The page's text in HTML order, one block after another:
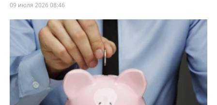
09 июля 2026 08:46